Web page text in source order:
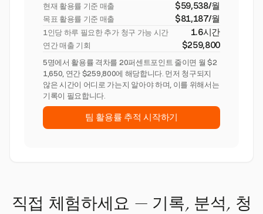
현재 활용률 기준 매출 $59,538/월
목표 활용률 기준 매출 $81,187/월
1인당 하루 필요한 추가 청구 가능 시간 1.6시간
연간 매출 기회 $259,800
5명에서 활용률 격차를 20퍼센트포인트 줄이면 월 $2
1,650, 연간 $259,800에 해당합니다. 먼저 청구되지
않은 시간이 어디로 가는지 알아야 하며, 이를 위해서는
기록이 필요합니다.
팀 활용률 추적 시작하기
직접 체험하세요 — 기록, 분석, 청